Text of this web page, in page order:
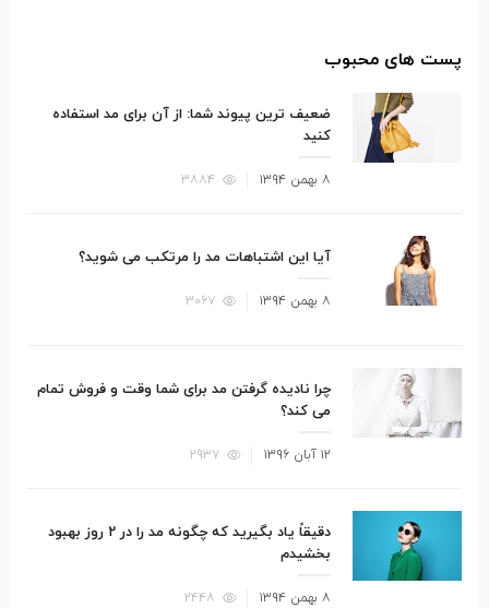
پست های محبوب
ضعیف ترین پیوند شما: از آن برای مد استفاده
کنید
نوشته
۸ بهمن ۱۳۹۴
آیا این اشتباهات مد را مرتکب می شوید؟
نوشته
۸ بهمن ۱۳۹۴
چرا نادیده گرفتن مد برای شما وقت و فروش تمام
می کند؟
نوشته
۱۲ آبان ۱۳۹۶
دقیقاً یاد بگیرید که چگونه مد را در ۲ روز بهبود
بخشیدم
نوشته
۸ بهمن ۱۳۹۴